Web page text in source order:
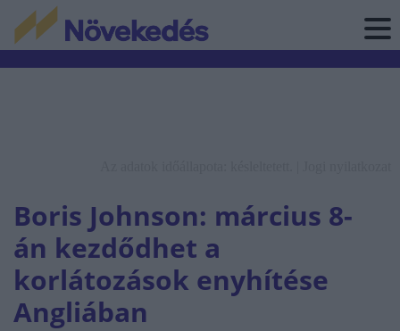
Boris Johnson: március 8-
án kezdődhet a
korlátozások enyhítése
Angliában